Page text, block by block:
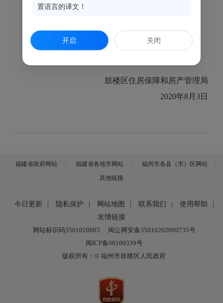
李培彦、李巧芬
潘丹妮、应 妍
鼓楼区住房保障和房产管理局
2020年8月3日
福建省政府网站 福建省各地市网站
福州市各县（市）区网站
其他链接
今日更新 隐私保护 网站地图 联系我们 使用帮助
友情链接
网站标识码3501020005
闽公网安备35010202000735号
闽ICP备08100339号
版权所有：© 福州市鼓楼区人民政府
置语言的译文！
开启 关闭